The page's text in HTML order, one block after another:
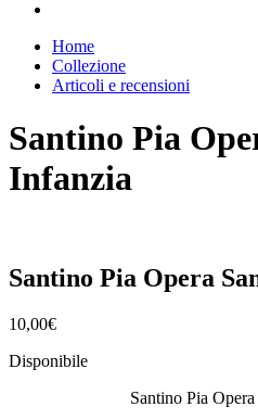
Home
Collezione
Articoli e recensioni
Santino Pia
Infanzia
Santino Pia Opera
10,00€
Disponibile
Santino Pia